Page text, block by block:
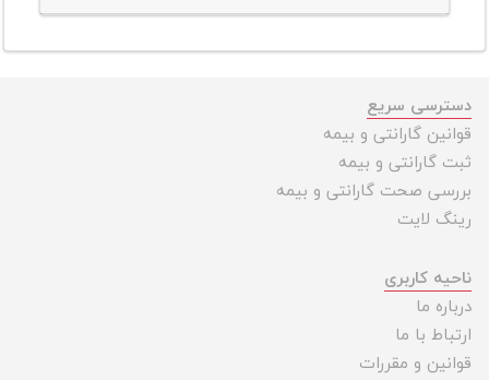
دسترسی سریع
قوانین گارانتی و بیمه
ثبت گارانتی و بیمه
بررسی صحت گارانتی و بیمه
رینگ لایت
ناحیه کاربری
درباره ما
ارتباط با ما
قوانین و مقررات